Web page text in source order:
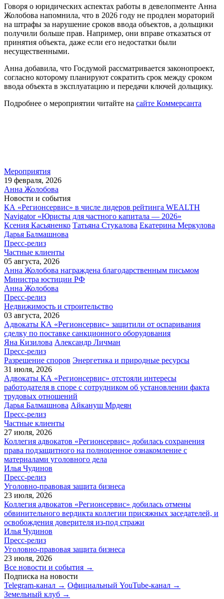
Говоря о юридических аспектах работы в девелопменте Анна
Жолобова напомнила, что в 2026 году не продлен мораторий
на штрафы за нарушение сроков ввода объектов, а дольщики
получили больше прав. Например, они вправе отказаться от
принятия объекта, даже если его недостатки были
несущественными.
Анна добавила, что Госдумой рассматривается законопроект,
согласно которому планируют сократить срок между сроком
ввода объекта в эксплуатацию и передачи ключей дольщику.
Подробнее о мероприятии читайте на сайте Коммерсанта
Мероприятия
19 февраля, 2026
Анна Жолобова
Новости и события
КА «Регионсервис» в числе лидеров рейтинга WEALTH
Navigator «Юристы для частного капитала — 2026»
Ксения Касьяненко Татьяна Стукалова Екатерина Меркулова
Дарья Балмашнова
Пресс-релиз
Частные клиенты
05 августа, 2026
Анна Жолобова награждена благодарственным письмом
Министра юстиции РФ
Анна Жолобова
Пресс-релиз
Недвижимость и строительство
03 августа, 2026
Адвокаты КА «Регионсервис» защитили от оспаривания
сделку по поставке санкционного оборудования
Яна Кизилова Александр Личман
Пресс-релиз
Разрешение споров Энергетика и природные ресурсы
31 июля, 2026
Адвокаты КА «Регионсервис» отстояли интересы
работодателя в споре с сотрудником об установлении факта
трудовых отношений
Дарья Балмашнова Айкануш Мрдеян
Пресс-релиз
Частные клиенты
27 июля, 2026
Коллегия адвокатов «Регионсервис» добилась сохранения
права подзащитного на полноценное ознакомление с
материалами уголовного дела
Илья Чудинов
Пресс-релиз
Уголовно-правовая защита бизнеса
23 июля, 2026
Коллегия адвокатов «Регионсервис» добилась отмены
обвинительного вердикта коллегии присяжных заседателей, и
освобождения доверителя из-под стражи
Илья Чудинов
Пресс-релиз
Уголовно-правовая защита бизнеса
23 июля, 2026
Все новости и события →
Подписка на новости
Telegram-канал → Официальный YouTube-канал →
Земельный клуб →